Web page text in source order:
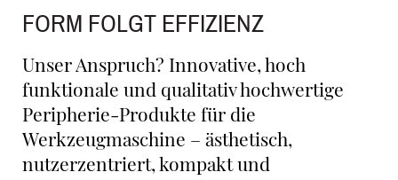
FORM FOLGT EFFIZIENZ
Unser Anspruch? Innovative, hoch
funktionale und qualitativ hochwertige
Peripherie-Produkte für die
Werkzeugmaschine – ästhetisch,
nutzerzentriert, kompakt und